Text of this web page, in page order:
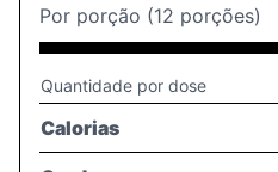
Por porção (12 porções)
Quantidade por dose
Calorias